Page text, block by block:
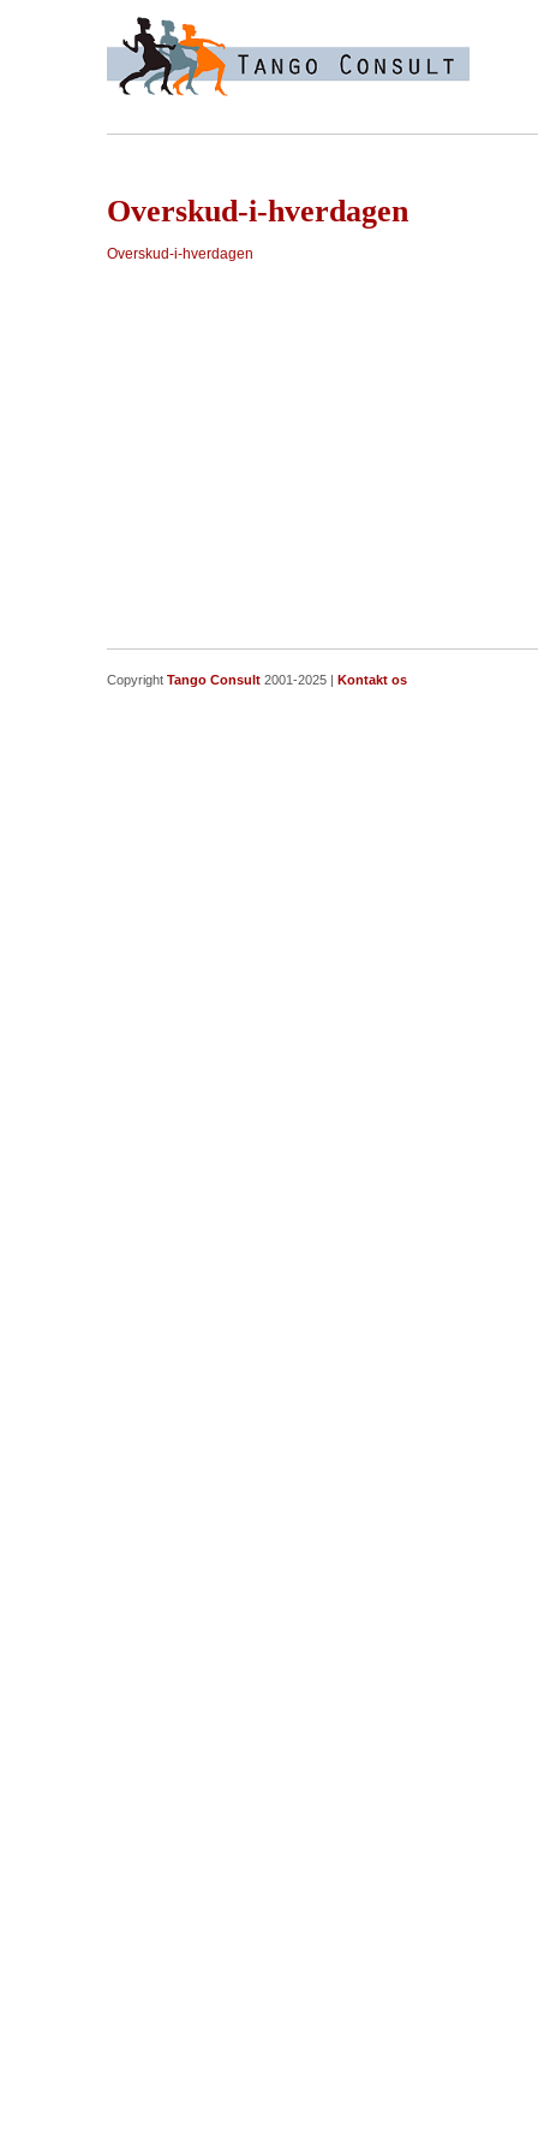
Overskud-i-hverdagen
Overskud-i-hverdagen
Copyright Tango Consult 2001-2025 | Kontakt os